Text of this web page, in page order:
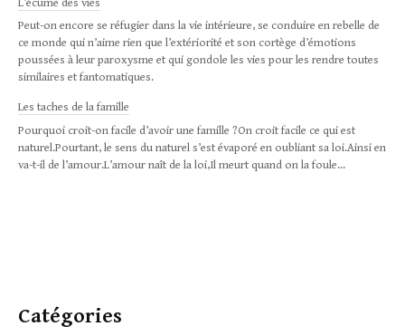
L’écume des vies
Peut-on encore se réfugier dans la vie intérieure, se conduire en rebelle de
ce monde qui n’aime rien que l’extériorité et son cortège d’émotions
poussées à leur paroxysme et qui gondole les vies pour les rendre toutes
similaires et fantomatiques.
Les taches de la famille
Pourquoi croit-on facile d’avoir une famille ?On croit facile ce qui est
naturel.Pourtant, le sens du naturel s’est évaporé en oubliant sa loi.Ainsi en
va-t-il de l’amour.L’amour naît de la loi,Il meurt quand on la foule...
Catégories